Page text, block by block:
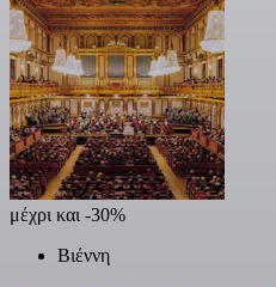
μέχρι και -30%
Βιέννη